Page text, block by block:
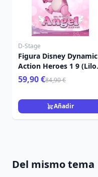
D-Stage
Figura Disney Dynamic
Action Heroes 1 9 (Lilo
& Stitch) 16 cm
59,90 €84,90 €
Añadir
Del mismo tema